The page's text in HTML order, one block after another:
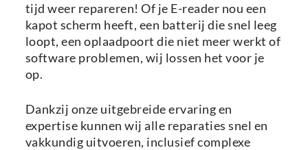
tijd weer repareren! Of je E-reader nou een
kapot scherm heeft, een batterij die snel leeg
loopt, een oplaadpoort die niet meer werkt of
software problemen, wij lossen het voor je
op.
Dankzij onze uitgebreide ervaring en
expertise kunnen wij alle reparaties snel en
vakkundig uitvoeren, inclusief complexe